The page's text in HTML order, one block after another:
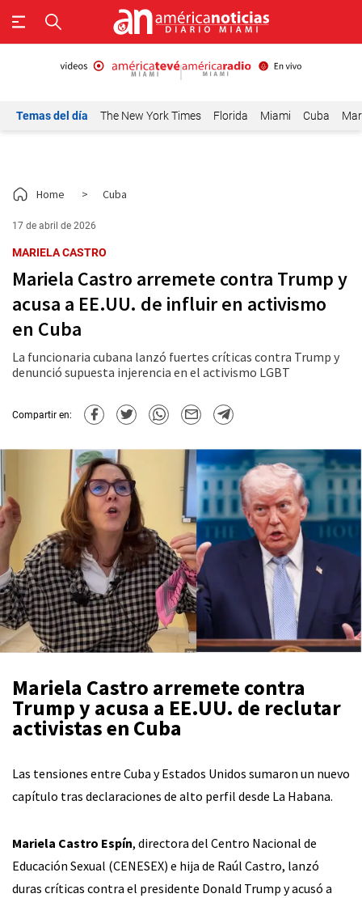
Temas del día The New York Times Florida Miami Cuba
Home > Cuba
17 de abril de 2026
MARIELA CASTRO
Mariela Castro arremete contra Trump y
acusa a EE.UU. de influir en activismo
en Cuba
La funcionaria cubana lanzó fuertes críticas contra Trump y
denunció supuesta injerencia en el activismo LGBT
Compartir en:
Mariela Castro arremete contra
Trump y acusa a EE.UU. de reclutar
activistas en Cuba
Las tensiones entre Cuba y Estados Unidos sumaron un nuevo
capítulo tras declaraciones de alto perfil desde La Habana.
Mariela Castro Espín, directora del Centro Nacional de
Educación Sexual (CENESEX) e hija de Raúl Castro, lanzó
duras críticas contra el presidente Donald Trump y acusó a